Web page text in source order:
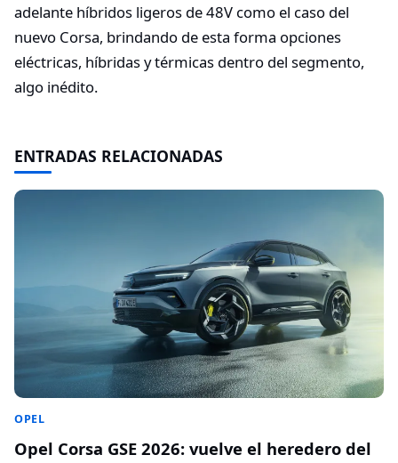
adelante híbridos ligeros de 48V como el caso del
nuevo Corsa, brindando de esta forma opciones
eléctricas, híbridas y térmicas dentro del segmento,
algo inédito.
ENTRADAS RELACIONADAS
OPEL
Opel Corsa GSE 2026: vuelve el heredero del